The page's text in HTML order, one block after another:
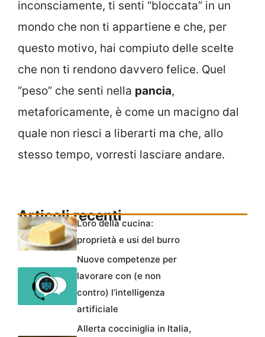
inconsciamente, ti senti “bloccata” in un
mondo che non ti appartiene e che, per
questo motivo, hai compiuto delle scelte
che non ti rendono davvero felice. Quel
“peso” che senti nella pancia,
metaforicamente, è come un macigno dal
quale non riesci a liberarti ma che, allo
stesso tempo, vorresti lasciare andare.
Articoli recenti
L’oro della cucina:
proprietà e usi del burro
Nuove competenze per
lavorare con (e non
contro) l’intelligenza
artificiale
Allerta cocciniglia in Italia,